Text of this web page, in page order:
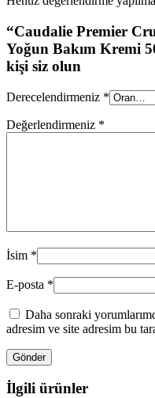
“Caudalie Premier
Yoğun Bakım Kremi
kişi siz olun
Derecelendirmeniz *
Değerlendirmeniz *
İsim *
E-posta *
Daha sonraki
adresim ve site adresim bu
İlgili ürünler